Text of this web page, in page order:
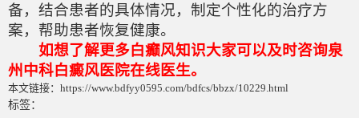
备，结合患者的具体情况，制定个性化的治疗方
案，帮助患者恢复健康。
如想了解更多白癫风知识大家可以及时咨询泉
州中科白癜风医院在线医生。
本文链接：https://www.bdfyy0595.com/bdfcs/bbzx/10229.html
标签：